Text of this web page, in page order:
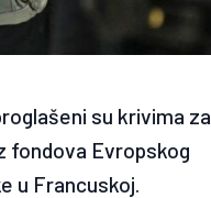
su krivima za
fondova Evropskog
u Francuskoj.